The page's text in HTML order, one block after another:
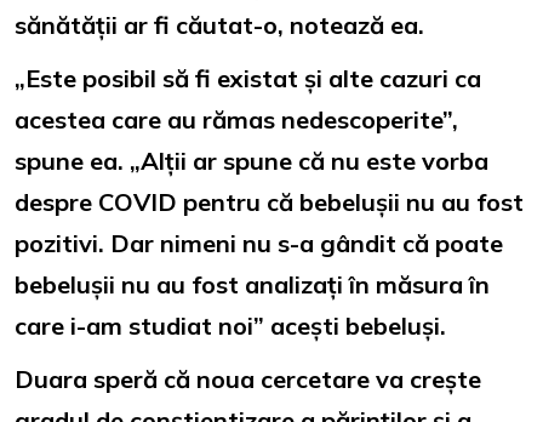
sănătății ar fi căutat-o, notează ea.
„Este posibil să fi existat și alte cazuri ca
acestea care au rămas nedescoperite”,
spune ea. „Alții ar spune că nu este vorba
despre COVID pentru că bebelușii nu au fost
pozitivi. Dar nimeni nu s-a gândit că poate
bebelușii nu au fost analizați în măsura în
care i-am studiat noi” acești bebeluși.
Duara speră că noua cercetare va crește